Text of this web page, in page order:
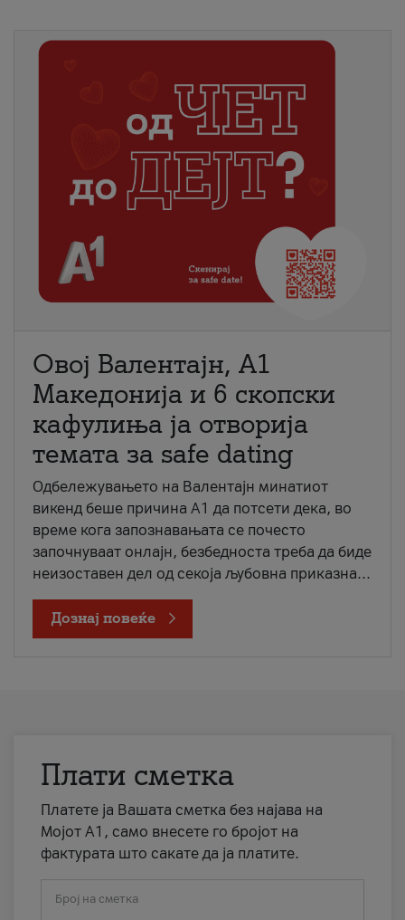
Овој Валентајн, A1
Македонија и 6 скопски
кафулиња ја отворија
темата за safe dating
Одбележувањето на Валентајн минатиот
викенд беше причина А1 да потсети дека, во
време кога запознавањата се почесто
започнуваат онлајн, безбедноста треба да биде
неизоставен дел од секоја љубовна приказна...
Дознај повеќе
Плати сметка
Платете ја Вашата сметка без најава на
Мојот А1, само внесете го бројот на
фактурата што сакате да ја платите.
Број на сметка